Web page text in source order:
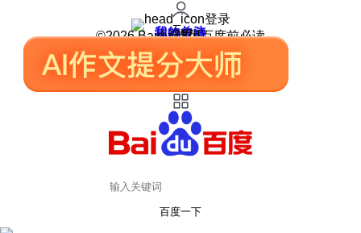
登录
我的关注
我的收藏
皮肤中心
用户反馈
设置
©2026 Baidu 使用百度前必读
百度一下